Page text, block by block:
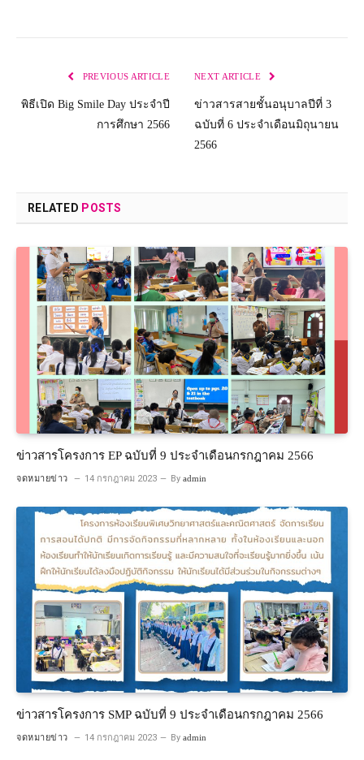
PREVIOUS ARTICLE
พิธีเปิด Big Smile Day ประจำปี
การศึกษา 2566
NEXT ARTICLE
ข่าวสารสายชั้นอนุบาลปีที่ 3
ฉบับที่ 6 ประจำเดือนมิถุนายน
2566
RELATED POSTS
ข่าวสารโครงการ EP ฉบับที่ 9 ประจำเดือนกรกฎาคม 2566
จดหมายข่าว 14 กรกฎาคม 2023 By admin
ข่าวสารโครงการ SMP ฉบับที่ 9 ประจำเดือนกรกฎาคม 2566
จดหมายข่าว 14 กรกฎาคม 2023 By admin